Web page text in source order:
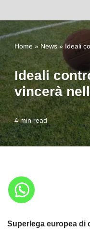
al
contenuto
Home » News » Ideali
Ideali
vincerà
4 min read
Superlega europea di